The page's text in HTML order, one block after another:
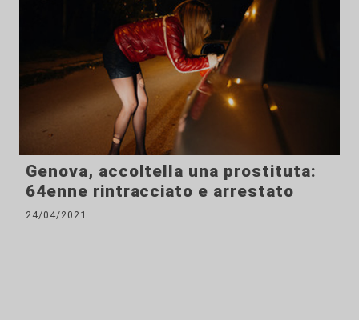
Genova, accoltella una prostituta:
64enne rintracciato e arrestato
24/04/2021